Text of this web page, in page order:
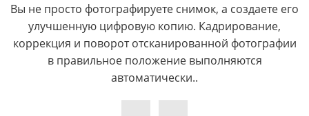
Вы не просто фотографируете снимок, а создаете его
улучшенную цифровую копию. Кадрирование,
коррекция и поворот отсканированной фотографии
в правильное положение выполняются
автоматически..